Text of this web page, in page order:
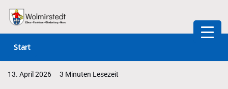
Zum
springen
Start
13. April 2026 3 Minuten Lesezeit